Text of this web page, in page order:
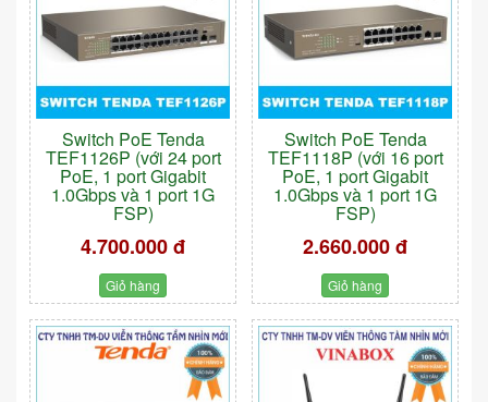
Switch PoE Tenda
TEF1126P (với 24 port
PoE, 1 port Gigabit
1.0Gbps và 1 port 1G
FSP)
4.700.000 đ
Giỏ hàng
Switch PoE Tenda
TEF1118P (với 16 port
PoE, 1 port Gigabit
1.0Gbps và 1 port 1G
FSP)
2.660.000 đ
Giỏ hàng